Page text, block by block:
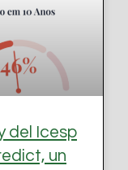
del Icesp
un